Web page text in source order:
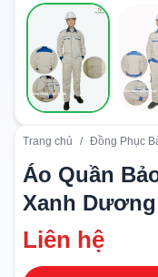
Trang chủ / Đồng Phục
Áo Quần
Xanh Dương
Liên hệ